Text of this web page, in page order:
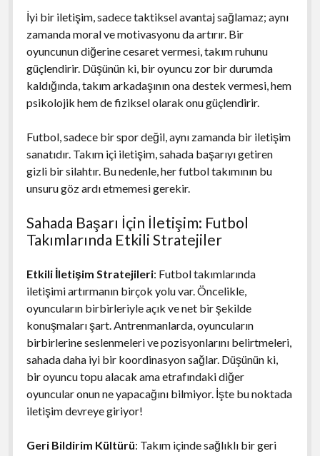
İyi bir iletişim, sadece taktiksel avantaj sağlamaz; aynı
zamanda moral ve motivasyonu da artırır. Bir
oyuncunun diğerine cesaret vermesi, takım ruhunu
güçlendirir. Düşünün ki, bir oyuncu zor bir durumda
kaldığında, takım arkadaşının ona destek vermesi, hem
psikolojik hem de fiziksel olarak onu güçlendirir.
Futbol, sadece bir spor değil, aynı zamanda bir iletişim
sanatıdır. Takım içi iletişim, sahada başarıyı getiren
gizli bir silahtır. Bu nedenle, her futbol takımının bu
unsuru göz ardı etmemesi gerekir.
Sahada Başarı İçin İletişim: Futbol
Takımlarında Etkili Stratejiler
Etkili İletişim Stratejileri: Futbol takımlarında
iletişimi artırmanın birçok yolu var. Öncelikle,
oyuncuların birbirleriyle açık ve net bir şekilde
konuşmaları şart. Antrenmanlarda, oyuncuların
birbirlerine seslenmeleri ve pozisyonlarını belirtmeleri,
sahada daha iyi bir koordinasyon sağlar. Düşünün ki,
bir oyuncu topu alacak ama etrafındaki diğer
oyuncular onun ne yapacağını bilmiyor. İşte bu noktada
iletişim devreye giriyor!
Geri Bildirim Kültürü: Takım içinde sağlıklı bir geri